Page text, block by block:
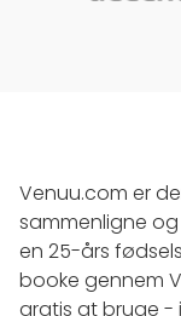
Venuu.com er
sammenligne og
en 25-års
booke gennem
gratis at bruge -